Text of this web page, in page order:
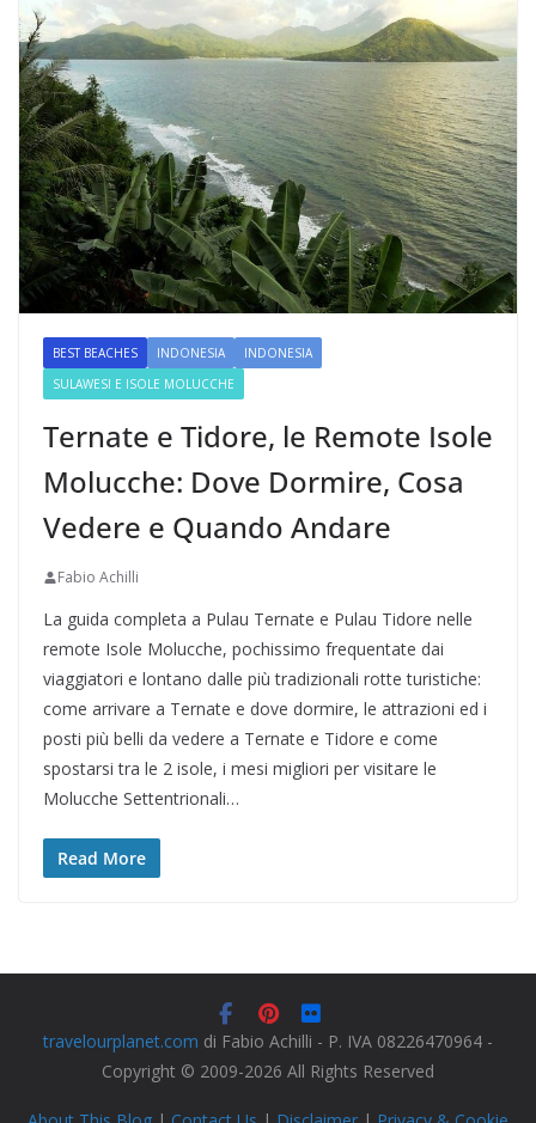
BEST BEACHES INDONESIA
INDONESIA
SULAWESI E ISOLE MOLUCCHE
Ternate e Tidore, le Remote Isole
Molucche: Dove Dormire, Cosa
Vedere e Quando Andare
Fabio Achilli
La guida completa a Pulau Ternate e Pulau Tidore nelle
remote Isole Molucche, pochissimo frequentate dai
viaggiatori e lontano dalle più tradizionali rotte turistiche:
come arrivare a Ternate e dove dormire, le attrazioni ed i
posti più belli da vedere a Ternate e Tidore e come
spostarsi tra le 2 isole, i mesi migliori per visitare le
Molucche Settentrionali…
Read More
travelourplanet.com di Fabio Achilli - P. IVA 08226470964 -
Copyright © 2009-2026 All Rights Reserved